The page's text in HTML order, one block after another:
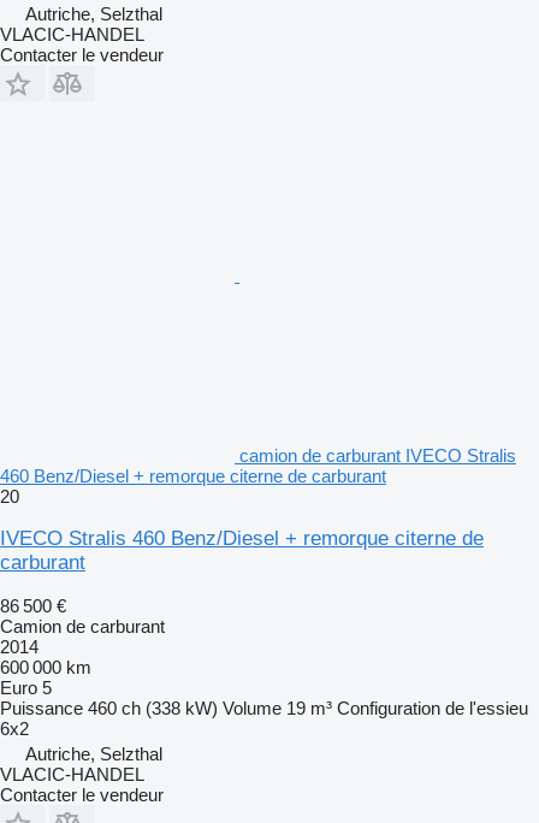
Autriche, Selzthal
VLACIC-HANDEL
Contacter le vendeur
camion de carburant IVECO Stralis
460 Benz/Diesel + remorque citerne de carburant
20
IVECO Stralis 460 Benz/Diesel + remorque citerne de
carburant
86 500 €
Camion de carburant
2014
600 000 km
Euro 5
Puissance 460 ch (338 kW) Volume 19 m³ Configuration de l'essieu
6x2
Autriche, Selzthal
VLACIC-HANDEL
Contacter le vendeur